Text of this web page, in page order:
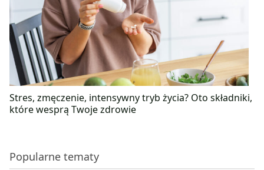
Stres, zmęczenie, intensywny tryb życia? Oto składniki,
które wesprą Twoje zdrowie
Popularne tematy